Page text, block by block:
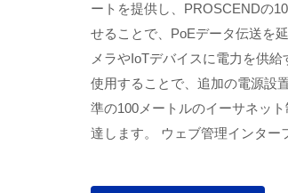
LFPT付き8ポ
ートを提供し、PROSCENDの
せることで、PoEデータ伝送を
メラやIoTデバイスに電力を供
使用することで、追加の電源設
準の100メートルのイーサネッ
達します。 ウェブ管理インター